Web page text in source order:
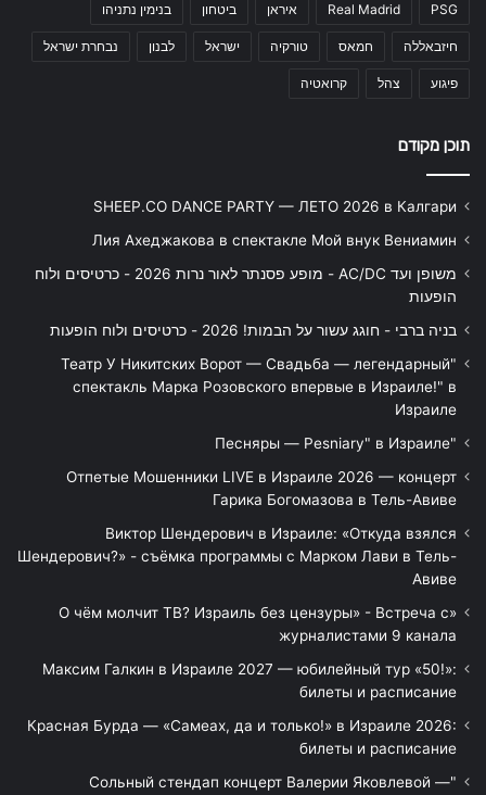
PSG
Real Madrid איראן ביטחון בנימין נתניהו
חיזבאללה חמאס טורקיה ישראל לבנון נבחרת ישראל
פיגוע צהל קרואטיה
תוכן מקודם
SHEEP.CO DANCE PARTY — ЛЕТО 2026 в Калгари
Лия Ахеджакова в спектакле Мой внук Вениамин
משופן ועד AC/DC - מופע פסנתר לאור נרות 2026 - כרטיסים ולוח
הופעות
בניה ברבי - חוגג עשור על הבמות! 2026 - כרטיסים ולוח הופעות
"Театр У Никитских Ворот — Свадьба — легендарный
спектакль Марка Розовского впервые в Израиле!" в
Израиле
"Песняры — Pesniary" в Израиле
Отпетые Мошенники LIVE в Израиле 2026 — концерт
Гарика Богомазова в Тель-Авиве
Виктор Шендерович в Израиле: «Откуда взялся
Шендерович?» - съёмка программы с Марком Лави в Тель-
Авиве
«О чём молчит ТВ? Израиль без цензуры» - Встреча с
журналистами 9 канала
Максим Галкин в Израиле 2027 — юбилейный тур «50!»:
билеты и расписание
Красная Бурда — «Самеах, да и только!» в Израиле 2026:
билеты и расписание
"Сольный стендап концерт Валерии Яковлевой —